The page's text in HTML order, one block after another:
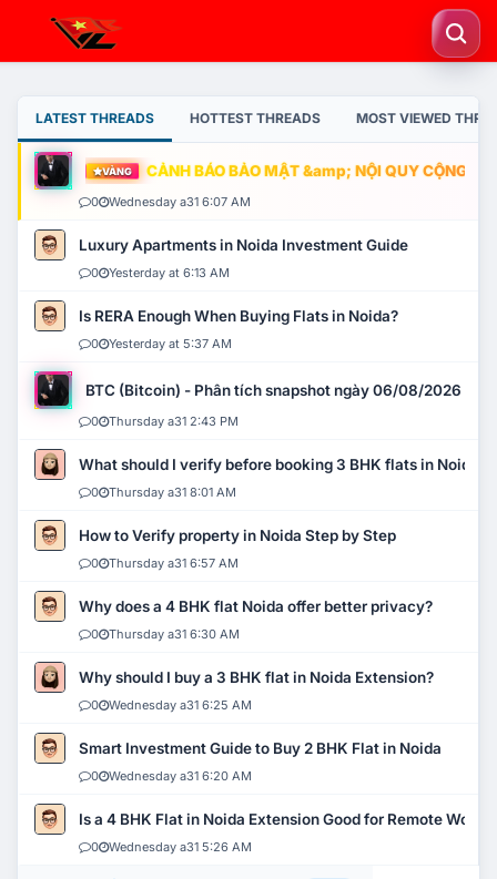
LATEST THREADS HOTTEST THREADS MOST VIEWED
VÀNG CẢNH BÁO BẢO MẬT &amp; NỘI QUY CỘNG
0 Wednesday a31 6:07 AM
Luxury Apartments in Noida Investment Guide
0 Yesterday at 6:13 AM
Is RERA Enough When Buying Flats in Noida?
0 Yesterday at 5:37 AM
BTC (Bitcoin) - Phân tích snapshot ngày 06/08/2026
0 Thursday a31 2:43 PM
What should I verify before booking 3 BHK flats in Noida?
0 Thursday a31 8:01 AM
How to Verify property in Noida Step by Step
0 Thursday a31 6:57 AM
Why does a 4 BHK flat Noida offer better privacy?
0 Thursday a31 6:30 AM
Why should I buy a 3 BHK flat in Noida Extension?
0 Wednesday a31 6:25 AM
Smart Investment Guide to Buy 2 BHK Flat in Noida
0 Wednesday a31 6:20 AM
Is a 4 BHK Flat in Noida Extension Good for Remote Work?
0 Wednesday a31 5:26 AM